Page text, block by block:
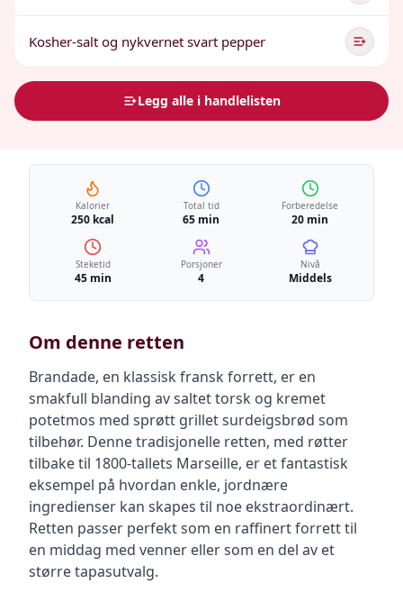
Kosher-salt og nykvernet svart pepper
Legg alle i handlelisten
Kalorier
250 kcal
Total tid
65 min
Forberedelse
20 min
Steketid
45 min
Porsjoner
4
Nivå
Middels
Om denne retten
Brandade, en klassisk fransk forrett, er en
smakfull blanding av saltet torsk og kremet
potetmos med sprøtt grillet surdeigsbrød som
tilbehør. Denne tradisjonelle retten, med røtter
tilbake til 1800-tallets Marseille, er et fantastisk
eksempel på hvordan enkle, jordnære
ingredienser kan skapes til noe ekstraordinært.
Retten passer perfekt som en raffinert forrett til
en middag med venner eller som en del av et
større tapasutvalg.